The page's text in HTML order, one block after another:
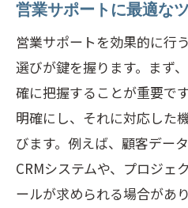
営業サポートに最適な
営業サポートを効果的に行
選びが鍵を握ります。まず
確に把握することが重要で
明確にし、それに対応した
びます。例えば、顧客デー
CRMシステムや、プロジェ
ールが求められる場合があ